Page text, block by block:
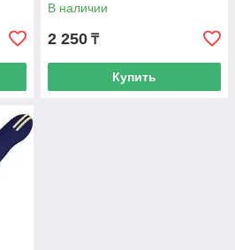
В наличии
2 250 ₸
Купить